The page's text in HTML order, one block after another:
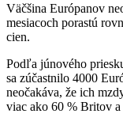
Väčšina Európanov
mesiacoch porastú
cien.
Podľa júnového
sa zúčastnilo 4000
neočakáva, že ich
viac ako 60 % Britov